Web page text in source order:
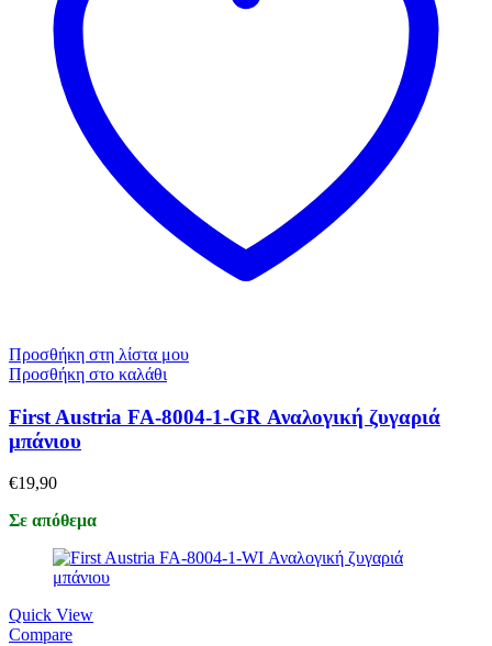
Προσθήκη στη λίστα μου
Προσθήκη στο καλάθι
First Austria FA-8004-1-GR Αναλογική ζυγαριά
μπάνιου
€19,90
Σε απόθεμα
Quick View
Compare